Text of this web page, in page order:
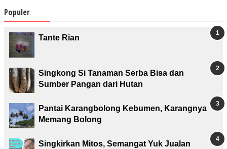
Populer
Tante Rian
Singkong Si Tanaman Serba Bisa dan
Sumber Pangan dari Hutan
Pantai Karangbolong Kebumen, Karangnya
Memang Bolong
Singkirkan Mitos, Semangat Yuk Jualan